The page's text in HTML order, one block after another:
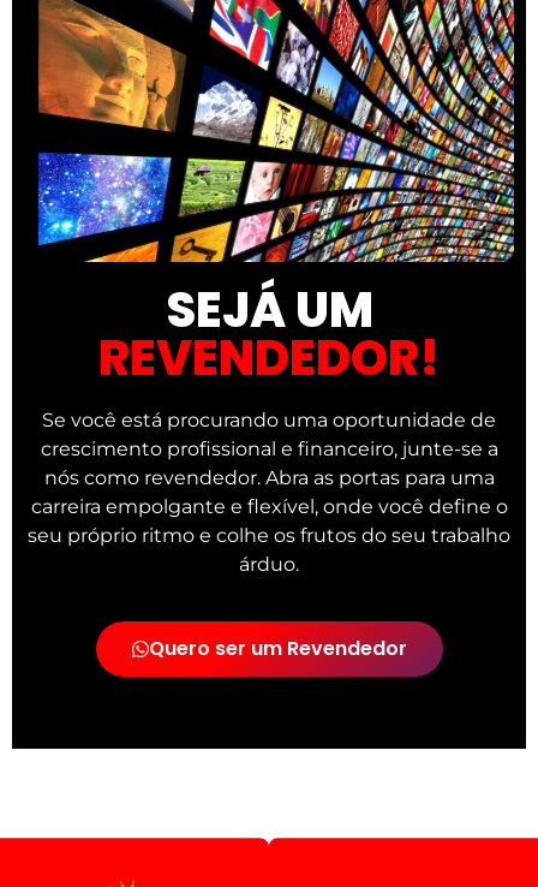
SEJÁ UM
REVENDEDOR!
Se você está procurando uma oportunidade de
crescimento profissional e financeiro, junte-se a
nós como revendedor. Abra as portas para uma
carreira empolgante e flexível, onde você define o
seu próprio ritmo e colhe os frutos do seu trabalho
árduo.
Quero ser um Revendedor